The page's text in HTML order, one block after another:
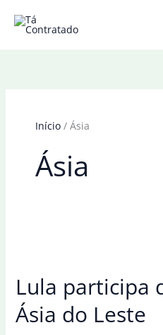
para
Início Ásia
Ásia
Lula participa
Ásia do Leste